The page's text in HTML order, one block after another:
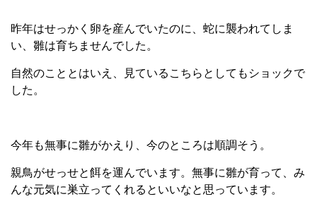
昨年はせっかく卵を産んでいたのに、蛇に襲われてしま
い、雛は育ちませんでした。
自然のこととはいえ、見ているこちらとしてもショックで
した。
今年も無事に雛がかえり、今のところは順調そう。
親鳥がせっせと餌を運んでいます。無事に雛が育って、み
んな元気に巣立ってくれるといいなと思っています。